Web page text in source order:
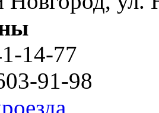
14-77
91-98